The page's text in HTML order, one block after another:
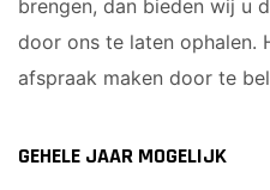
brengen, dan bieden wij u
door ons te laten ophalen.
afspraak maken door te
GEHELE JAAR MOGELIJK